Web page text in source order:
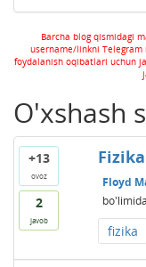
Barcha blog qismidagi
username/linkni
foydalanish oqibatlari uchun
O'xshash
+13
ovoz
2
javob
Floyd
bo'limida
fizika